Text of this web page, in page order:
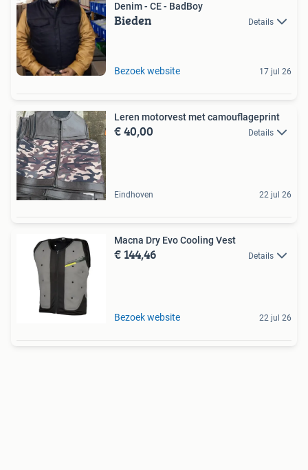
Denim - CE - BadBoy
Bieden Details
Bezoek website 17 jul 26
Leren motorvest met camouflageprint
€ 40,00 Details
Eindhoven 22 jul 26
Macna Dry Evo Cooling Vest
€ 144,46 Details
Bezoek website 22 jul 26